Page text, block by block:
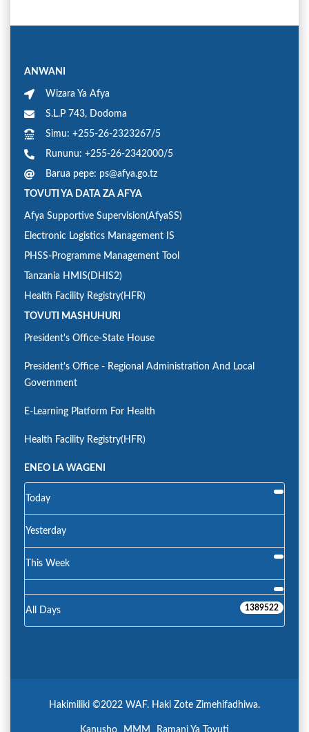
ANWANI
Wizara Ya Afya
S.L.P 743, Dodoma
Simu: +255-26-2323267/5
Rununu: +255-26-2342000/5
Barua pepe: ps@afya.go.tz
TOVUTI YA DATA ZA AFYA
Afya Supportive Supervision(AfyaSS)
Electronic Logistics Management IS
PHSS-Programme Management Tool
Tanzania HMIS(DHIS2)
Health Facility Registry(HFR)
TOVUTI MASHUHURI
President's Office-State House
President's Office - Regional Administration And Local
Government
E-Learning Platform For Health
Health Facility Registry(HFR)
ENEO LA WAGENI
Today
Yesterday
This Week
All Days 1389522
Hakimiliki ©2022 WAF. Haki Zote Zimehifadhiwa.
Kanusho MMM Ramani Ya Tovuti